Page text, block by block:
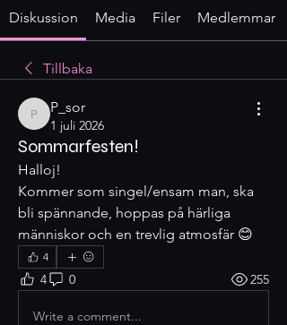
Diskussion Media Filer Medlemmar
Tillbaka
P_sor
P_sor
1 juli 2026
Sommarfesten!
Halloj!
Kommer som singel/ensam man, ska
bli spännande, hoppas på härliga
människor och en trevlig atmosfär 😊
4
4 0 255
Write a comment...